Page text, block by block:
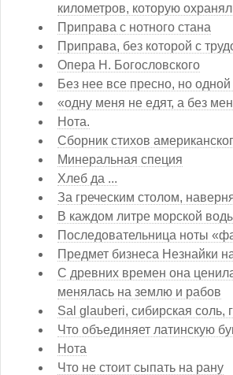
километров, которую
Приправа с нотного стана
Приправа, без которой с
Опера Н. Богословского
Без нее все пресно, но
«одну меня не едят, а без
Нота.
Сборник стихов
Минеральная специя
Хлеб да ...
За греческим столом,
В каждом литре морской
Последовательница ноты
Предмет бизнеса Незнайки
С древних времен она
менялась на землю и рабов
Sal glauberi, сибирская соль,
Что объединяет латинскую
Нота
Что не стоит сыпать на рану